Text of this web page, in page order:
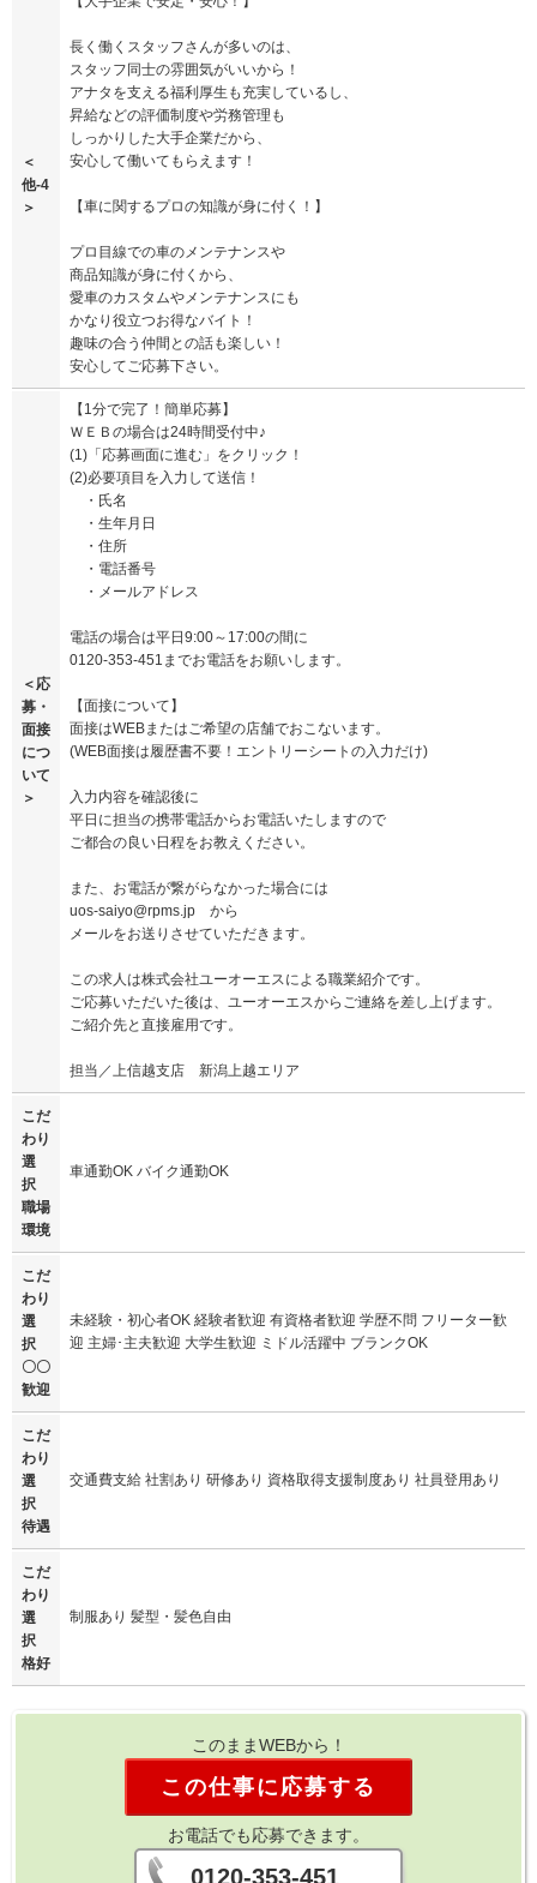
＜
他-4
＞
長く働くスタッフさんが多いのは、
スタッフ同士の雰囲気がいいから！
アナタを支える福利厚生も充実しているし、
昇給などの評価制度や労務管理も
しっかりした大手企業だから、
安心して働いてもらえます！
【車に関するプロの知識が身に付く！】
プロ目線での車のメンテナンスや
商品知識が身に付くから、
愛車のカスタムやメンテナンスにも
かなり役立つお得なバイト！
趣味の合う仲間との話も楽しい！
安心してご応募下さい。
＜応
募・
面接
につ
いて
＞
【1分で完了！簡単応募】
ＷＥＢの場合は24時間受付中♪
(1)「応募画面に進む」をクリック！
(2)必要項目を入力して送信！
・氏名
・生年月日
・住所
・電話番号
・メールアドレス
電話の場合は平日9:00～17:00の間に
0120-353-451までお電話をお願いします。
【面接について】
面接はWEBまたはご希望の店舗でおこないます。
(WEB面接は履歴書不要！エントリーシートの入力だけ)
入力内容を確認後に
平日に担当の携帯電話からお電話いたしますので
ご都合の良い日程をお教えください。
また、お電話が繋がらなかった場合には
uos-saiyo@rpms.jp から
メールをお送りさせていただきます。
この求人は株式会社ユーオーエスによる職業紹介です。
ご応募いただいた後は、ユーオーエスからご連絡を差し上げます。
ご紹介先と直接雇用です。
担当／上信越支店 新潟上越エリア
こだ
わり
選
択
職場
環境
車通勤OK バイク通勤OK
こだ
わり
選
択
〇〇
歓迎
未経験・初心者OK 経験者歓迎 有資格者歓迎 学歴不問 フリーター歓
迎 主婦･主夫歓迎 大学生歓迎 ミドル活躍中 ブランクOK
こだ
わり
選
択
待遇
交通費支給 社割あり 研修あり 資格取得支援制度あり 社員登用あり
こだ
わり
選
択
格好
制服あり 髪型・髪色自由
このままWEBから！
この仕事に応募する
お電話でも応募できます。
0120-353-451